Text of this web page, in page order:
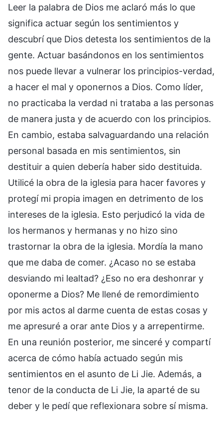
Leer la palabra de Dios me aclaró más lo que
significa actuar según los sentimientos y
descubrí que Dios detesta los sentimientos de la
gente. Actuar basándonos en los sentimientos
nos puede llevar a vulnerar los principios-verdad,
a hacer el mal y oponernos a Dios. Como líder,
no practicaba la verdad ni trataba a las personas
de manera justa y de acuerdo con los principios.
En cambio, estaba salvaguardando una relación
personal basada en mis sentimientos, sin
destituir a quien debería haber sido destituida.
Utilicé la obra de la iglesia para hacer favores y
protegí mi propia imagen en detrimento de los
intereses de la iglesia. Esto perjudicó la vida de
los hermanos y hermanas y no hizo sino
trastornar la obra de la iglesia. Mordía la mano
que me daba de comer. ¿Acaso no se estaba
desviando mi lealtad? ¿Eso no era deshonrar y
oponerme a Dios? Me llené de remordimiento
por mis actos al darme cuenta de estas cosas y
me apresuré a orar ante Dios y a arrepentirme.
En una reunión posterior, me sinceré y compartí
acerca de cómo había actuado según mis
sentimientos en el asunto de Li Jie. Además, a
tenor de la conducta de Li Jie, la aparté de su
deber y le pedí que reflexionara sobre sí misma.